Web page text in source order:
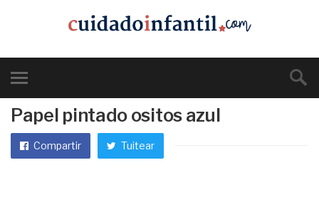
Papel pintado ositos azul
Compartir Tuitear